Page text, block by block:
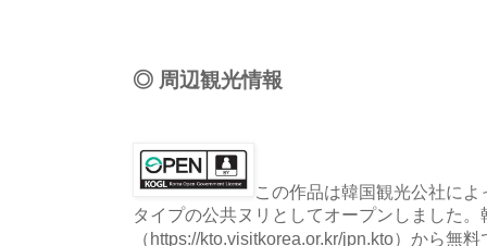
◎ 周辺観光情報
この作品は韓国観光公社に
タイプの公共ヌリとしてオープンしました。
（https://kto.visitkorea.or.kr/jpn.kto）から無